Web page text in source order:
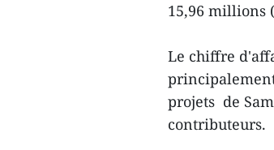
15,96 millions
Le chiffre
projets de
contributeurs.